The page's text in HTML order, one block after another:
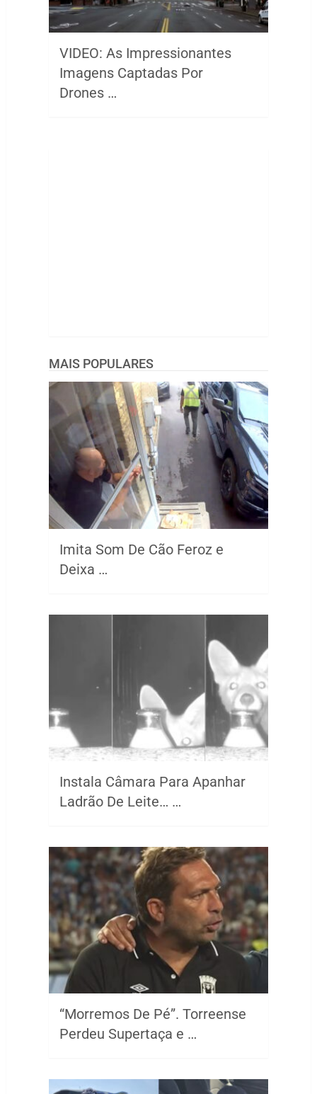
VIDEO: As Impressionantes
Imagens Captadas Por
Drones …
MAIS POPULARES
Imita Som De Cão Feroz e
Deixa …
Instala Câmara Para Apanhar
Ladrão De Leite… …
“Morremos De Pé”. Torreense
Perdeu Supertaça e …